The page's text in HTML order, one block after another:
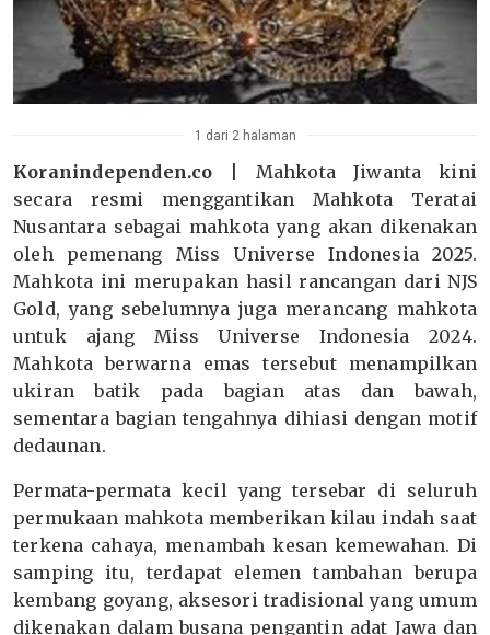
1 dari 2 halaman
Koranindependen.co | Mahkota Jiwanta kini
secara resmi menggantikan Mahkota Teratai
Nusantara sebagai mahkota yang akan dikenakan
oleh pemenang Miss Universe Indonesia 2025.
Mahkota ini merupakan hasil rancangan dari NJS
Gold, yang sebelumnya juga merancang mahkota
untuk ajang Miss Universe Indonesia 2024.
Mahkota berwarna emas tersebut menampilkan
ukiran batik pada bagian atas dan bawah,
sementara bagian tengahnya dihiasi dengan motif
dedaunan.
Permata-permata kecil yang tersebar di seluruh
permukaan mahkota memberikan kilau indah saat
terkena cahaya, menambah kesan kemewahan. Di
samping itu, terdapat elemen tambahan berupa
kembang goyang, aksesori tradisional yang umum
dikenakan dalam busana pengantin adat Jawa dan